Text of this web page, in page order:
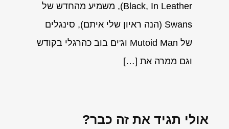
Black, In Leather), משמיע מהחדש של
Swans (הנה ראיון שלי איתם), סינגלים
של Mutoid Man וג'ים בוב כהרגלי בקודש
וגם ממרה את […]
אולי תגיד את זה כבר?